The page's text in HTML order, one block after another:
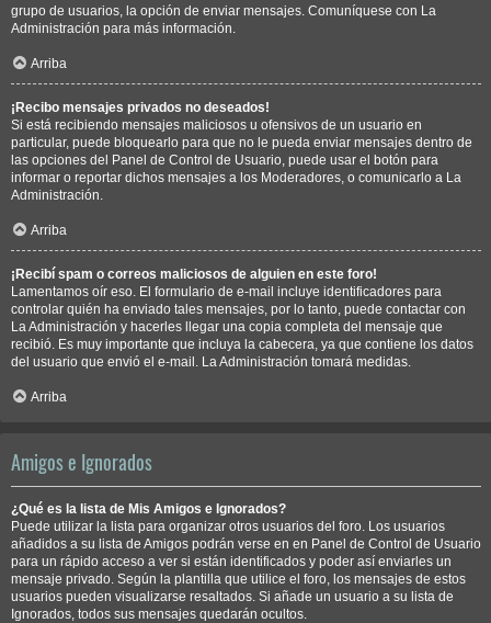
grupo de usuarios, la opción de enviar mensajes. Comuníquese con La
Administración para más información.
Arriba
¡Recibo mensajes privados no deseados!
Si está recibiendo mensajes maliciosos u ofensivos de un usuario en
particular, puede bloquearlo para que no le pueda enviar mensajes dentro de
las opciones del Panel de Control de Usuario, puede usar el botón para
informar o reportar dichos mensajes a los Moderadores, o comunicarlo a La
Administración.
Arriba
¡Recibí spam o correos maliciosos de alguien en este foro!
Lamentamos oír eso. El formulario de e-mail incluye identificadores para
controlar quién ha enviado tales mensajes, por lo tanto, puede contactar con
La Administración y hacerles llegar una copia completa del mensaje que
recibió. Es muy importante que incluya la cabecera, ya que contiene los datos
del usuario que envió el e-mail. La Administración tomará medidas.
Arriba
Amigos e Ignorados
¿Qué es la lista de Mis Amigos e Ignorados?
Puede utilizar la lista para organizar otros usuarios del foro. Los usuarios
añadidos a su lista de Amigos podrán verse en en Panel de Control de Usuario
para un rápido acceso a ver si están identificados y poder así enviarles un
mensaje privado. Según la plantilla que utilice el foro, los mensajes de estos
usuarios pueden visualizarse resaltados. Si añade un usuario a su lista de
Ignorados, todos sus mensajes quedarán ocultos.